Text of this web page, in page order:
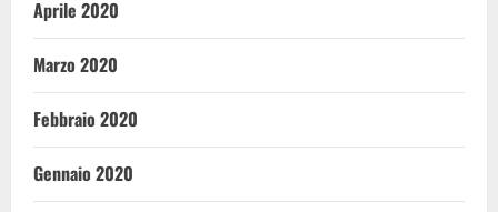
Aprile 2020
Marzo 2020
Febbraio 2020
Gennaio 2020